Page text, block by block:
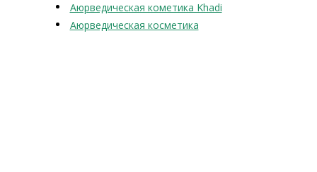
Аюрведическая кометика Khadi
Аюрведическая косметика